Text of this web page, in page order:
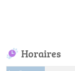
Horaires